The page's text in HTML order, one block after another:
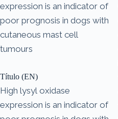
expression is an indicator of
poor prognosis in dogs with
cutaneous mast cell
tumours
Título (EN)
High lysyl oxidase
expression is an indicator of